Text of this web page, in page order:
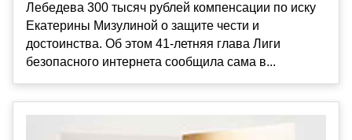
Лебедева 300 тысяч рублей компенсации по иску
Екатерины Мизулиной о защите чести и
достоинства. Об этом 41-летняя глава Лиги
безопасного интернета сообщила сама в...